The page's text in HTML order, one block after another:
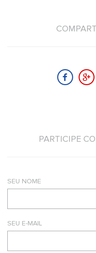
PARTICIPE
SEU NOME
SEU E-MAIL